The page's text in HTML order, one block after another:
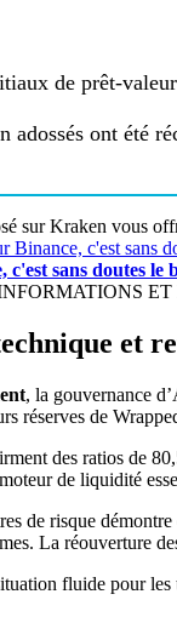
de prêt-
adossés ont été
sur Kraken vous
c'est sans doutes
et
, la gouvernance
réserves de
des ratios de
de liquidité
de risque
La réouverture
fluide pour